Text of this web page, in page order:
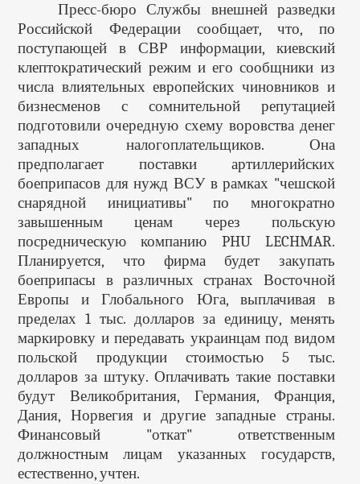
Пресс-бюро Службы внешней разведки
Российской Федерации сообщает, что, по
поступающей в СВР информации, киевский
клептократический режим и его сообщники из
числа влиятельных европейских чиновников и
бизнесменов с сомнительной репутацией
подготовили очередную схему воровства денег
западных налогоплательщиков. Она
предполагает поставки артиллерийских
боеприпасов для нужд ВСУ в рамках "чешской
снарядной инициативы" по многократно
завышенным ценам через польскую
посредническую компанию PHU LECHMAR.
Планируется, что фирма будет закупать
боеприпасы в различных странах Восточной
Европы и Глобального Юга, выплачивая в
пределах 1 тыс. долларов за единицу, менять
маркировку и передавать украинцам под видом
польской продукции стоимостью 5 тыс.
долларов за штуку. Оплачивать такие поставки
будут Великобритания, Германия, Франция,
Дания, Норвегия и другие западные страны.
Финансовый "откат" ответственным
должностным лицам указанных государств,
естественно, учтен.